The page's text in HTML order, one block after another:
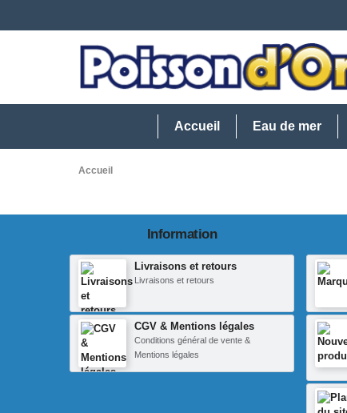
Accueil Eau de mer
Accueil
Information
Livraisons et retours
Livraisons et retours
CGV & Mentions légales
Conditions général de vente &
Mentions légales